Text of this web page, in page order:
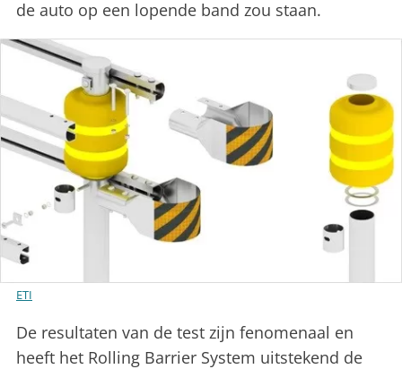
de auto op een lopende band zou staan.
ETI
De resultaten van de test zijn fenomenaal en
heeft het Rolling Barrier System uitstekend de